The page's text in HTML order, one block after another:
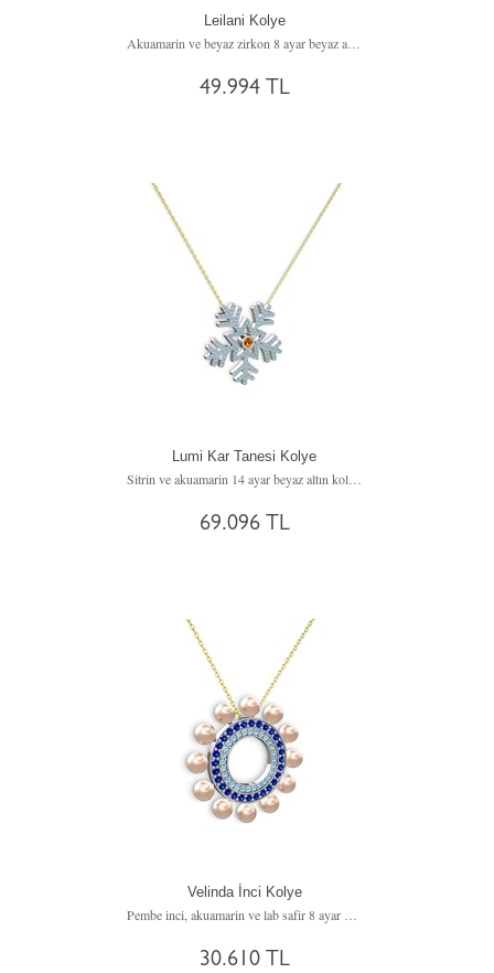
Leilani Kolye
Akuamarin ve beyaz zirkon 8 ayar beyaz altın kolye (40 cm altın rolo zincir)
49.994 TL
Lumi Kar Tanesi Kolye
Sitrin ve akuamarin 14 ayar beyaz altın kolye (40 cm altın rolo zincir)
69.096 TL
Velinda İnci Kolye
30.610 TL